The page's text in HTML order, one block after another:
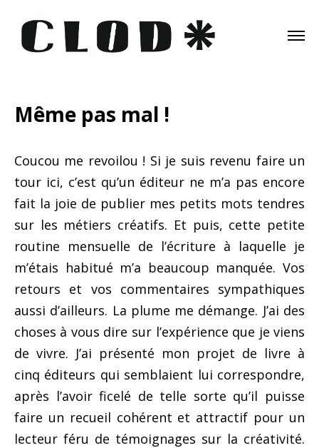
Même pas mal !
Coucou me revoilou ! Si je suis revenu faire un
tour ici, c’est qu’un éditeur ne m’a pas encore
fait la joie de publier mes petits mots tendres
sur les métiers créatifs. Et puis, cette petite
routine mensuelle de l’écriture à laquelle je
m’étais habitué m’a beaucoup manquée. Vos
retours et vos commentaires sympathiques
aussi d’ailleurs. La plume me démange. J’ai des
choses à vous dire sur l’expérience que je viens
de vivre. J’ai présenté mon projet de livre à
cinq éditeurs qui semblaient lui correspondre,
après l’avoir ficelé de telle sorte qu’il puisse
faire un recueil cohérent et attractif pour un
lecteur féru de témoignages sur la créativité.